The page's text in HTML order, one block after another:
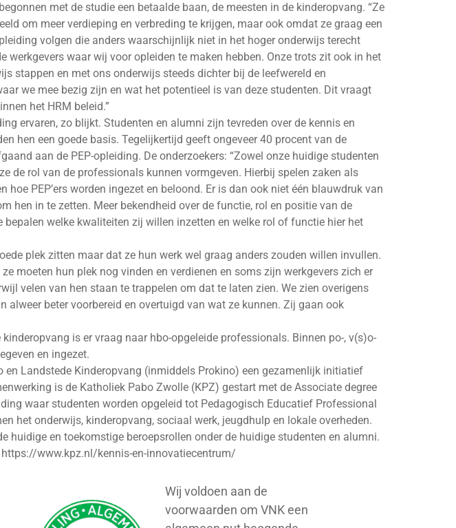
met de studie een betaalde baan, de meesten in de kinderopvang. “Ze
om meer verdieping en verbreding te krijgen, maar ook omdat ze graag een
volgen die anders waarschijnlijk niet in het hoger onderwijs terecht
waar wij voor opleiden te maken hebben. Onze trots zit ook in het
stappen en met ons onderwijs steeds dichter bij de leefwereld en
we mee bezig zijn en wat het potentieel is van deze studenten. Dit vraagt
het HRM beleid.”
ervaren, zo blijkt. Studenten en alumni zijn tevreden over de kennis en
hen een goede basis. Tegelijkertijd geeft ongeveer 40 procent van de
aan de PEP-opleiding. De onderzoekers: “Zowel onze huidige studenten
de rol van de professionals kunnen vormgeven. Hierbij spelen zaken als
PEP’ers worden ingezet en beloond. Er is dan ook niet één blauwdruk van
hen in te zetten. Meer bekendheid over de functie, rol en positie van de
welke kwaliteiten zij willen inzetten en welke rol of functie hier het
plek zitten maar dat ze hun werk wel graag anders zouden willen invullen.
moeten hun plek nog vinden en verdienen en soms zijn werkgevers zich er
velen van hen staan te trappelen om dat te laten zien. We zien overigens
beter voorbereid en overtuigd van wat ze kunnen. Zij gaan ook
is er vraag naar hbo-opgeleide professionals. Binnen po-, v(s)o-
en ingezet.
Landstede Kinderopvang (inmiddels Prokino) een gezamenlijk initiatief
is de Katholiek Pabo Zwolle (KPZ) gestart met de Associate degree
waar studenten worden opgeleid tot Pedagogisch Educatief Professional
het onderwijs, kinderopvang, sociaal werk, jeugdhulp en lokale overheden.
huidige en toekomstige beroepsrollen onder de huidige studenten en alumni.
https://www.kpz.nl/kennis-en-innovatiecentrum/
Wij voldoen aan de
voorwaarden om VNK een